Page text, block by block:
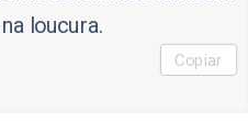
loucura.
Copiar